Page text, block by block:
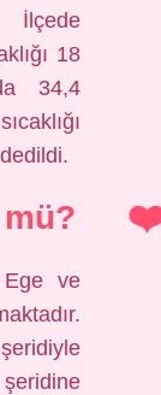
18
34,4
Ege ve